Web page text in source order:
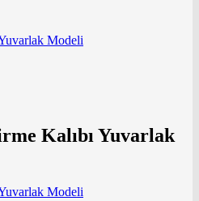
Modeli
Kalıbı Yuvarlak
Modeli